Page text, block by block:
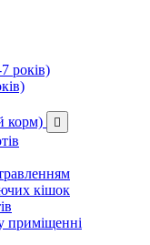
років)
корм)

кішок
приміщенні